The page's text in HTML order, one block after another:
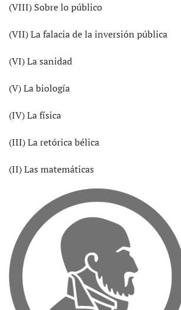
(VIII) Sobre lo público
(VII) La falacia de la inversión pública
(VI) La sanidad
(V) La biología
(IV) La física
(III) La retórica bélica
(II) Las matemáticas